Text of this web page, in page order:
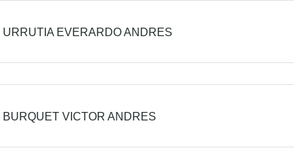
URRUTIA EVERARDO ANDRES
BURQUET VICTOR ANDRES